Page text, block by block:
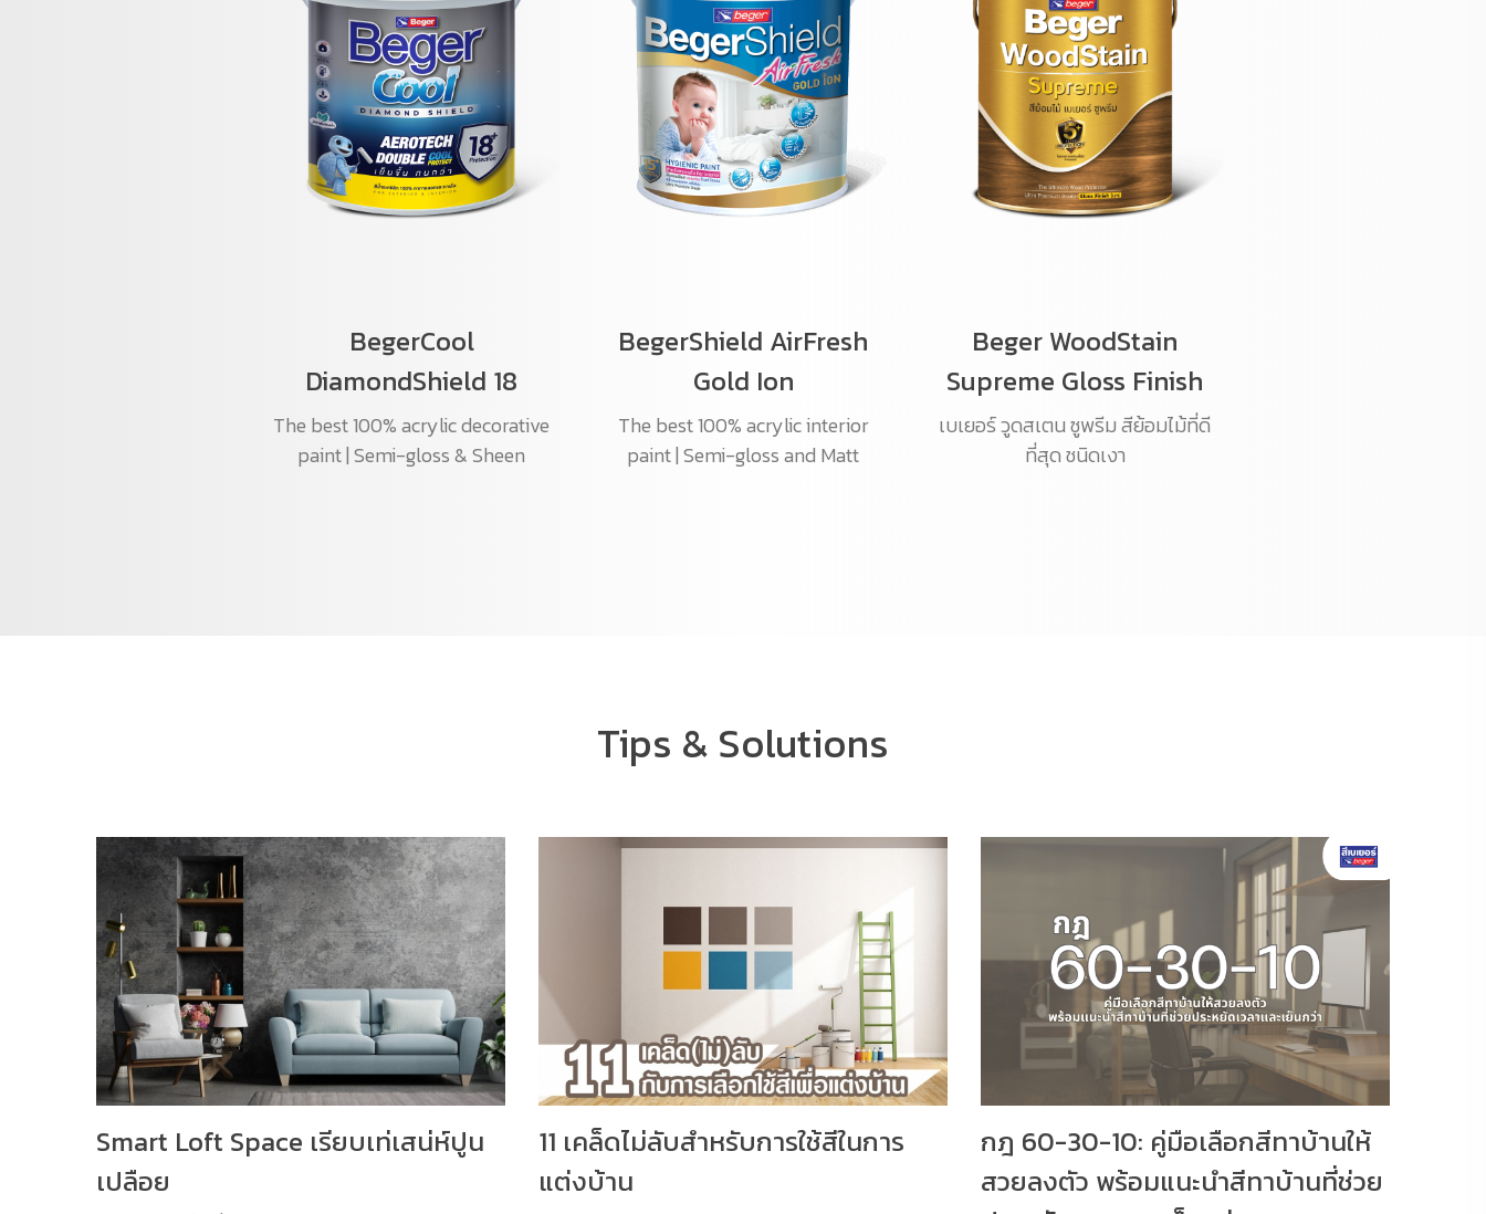
BegerCool
DiamondShield 18
The best 100% acrylic decorative
paint | Semi-gloss & Sheen
BegerShield AirFresh
Gold Ion
The best 100% acrylic interior
paint | Semi-gloss and Matt
Beger WoodStain
Supreme Gloss Finish
เบเยอร์ วูดสเตน ซูพรีม สีย้อมไม้ที่ดี
ที่สุด ชนิดเงา
Tips & Solutions
Smart Loft Space เรียบเท่เสน่ห์ปูน
เปลือย
11 เคล็ดไม่ลับสำหรับการใช้สีในการ
แต่งบ้าน
กฎ 60-30-10: คู่มือเลือกสีทาบ้านให้
สวยลงตัว พร้อมแนะนำสีทาบ้านที่ช่วย